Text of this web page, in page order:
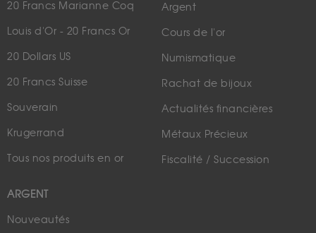
20 Francs Marianne Coq
Louis d'Or - 20 Francs Or
20 Dollars US
20 Francs Suisse
Souverain
Krugerrand
Tous nos produits en or
ARGENT
Nouveautés
Argent
Cours de l'or
Numismatique
Rachat de bijoux
Actualités financières
Métaux Précieux
Fiscalité / Succession